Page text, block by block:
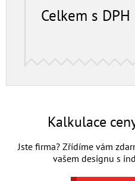
Celkem s DPH
Kalkulace
Jste firma? Zřídíme vám
vašem designu s